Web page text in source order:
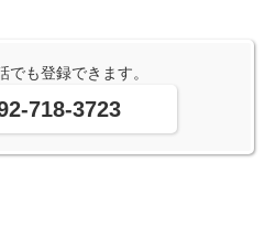
でも登録できます。
718-3723